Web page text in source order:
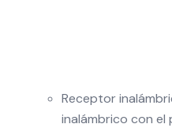
Receptor
inalámbrico con el